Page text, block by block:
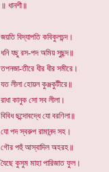
॥ ধানশী॥
জয়তি বিদ্যাপতি কবিকুলচন্দ।
ধনি যছু রস-পদ অমিয় সুছন্দ॥
তপনজা-তীরে ধীর ধীর সমীরে।
যত লীলা হোয়ল কুঞ্জকুটীরে॥
রাধা কানুক সো সব লীলা।
বিবিধ ছন্দোবদ্ধে যো বরণিলা॥
যো পদ স্বরুপ রামানন্দ সহ।
গৌর পহুঁ আস্বাদিল অহরহ॥
যৈছে কুসুম মাহা পারিজাত ফুল।